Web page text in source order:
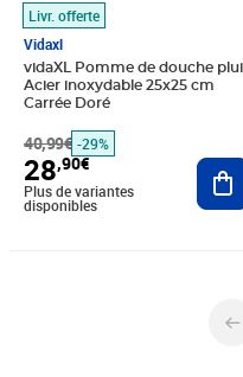
Livr. offerte
Vidaxl
vidaXL Pomme de douche
Acier inoxydable 25x25 cm
Carrée Doré
40,99€ -29%
28,90€
Plus de variantes
disponibles